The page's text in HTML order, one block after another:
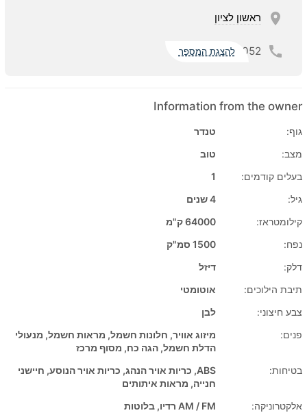
ראשון לציון
052 להצגת המספר
Information from the owner
גוף:
טנדר
מצב:
טוב
בעלים קודמים:
1
גיל:
4 שנים
קילומטראז:
64000 ק"מ
נפח:
1500 סמ"ק
דלק:
דיזל
תיבת הילוכים:
אוטומטי
צבע חיצוני:
לבן
פנים:
מיזוג אוויר, חלונות חשמל, מראות חשמל, מנעולי
הדלת חשמל, הגה כח, מסוף מרכז
בטיחות:
ABS, כריות אויר הנהג, כריות אויר הנוסע, חיישני
חנייה, מראות איתותים
אלקטרוניקה:
AM / FM רדיו, בלוטות